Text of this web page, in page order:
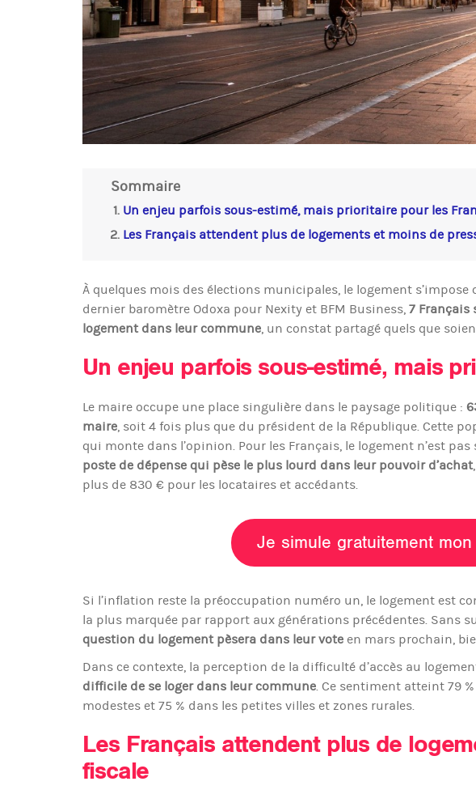
Sommaire
Un enjeu parfois sous-estimé, mais prioritaire pour les
Les Français attendent plus de logements et moins de
À quelques mois des élections municipales, le logement
dernier baromètre Odoxa pour Nexity et BFM Business, 7 Français
logement dans leur commune , un constat partagé quels que
Un enjeu parfois sous-estimé, mais
Le maire occupe une place singulière dans le paysage politique :
maire , soit 4 fois plus que du président de la République. Cette
qui monte dans l’opinion. Pour les Français, le logement n’est
poste de dépense qui pèse le plus lourd dans leur pouvoir d’achat
plus de 830 € pour les locataires et accédants.
Je simule gratuitement
Si l’inflation reste la préoccupation numéro un, le logement est
la plus marquée par rapport aux générations précédentes. Sans
question du logement pèsera dans leur vote en mars prochain,
Dans ce contexte, la perception de la difficulté d’accès au
difficile de se loger dans leur commune . Ce sentiment atteint 79
modestes et 75 % dans les petites villes et zones rurales.
Les Français attendent plus de
fiscale